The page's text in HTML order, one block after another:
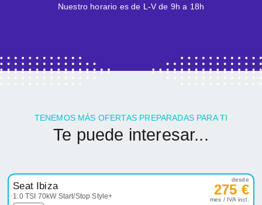
Nuestro horario es de L-V de 9h a 18h
TENEMOS MÁS OFERTAS PREPARADAS PARA TI
Te puede interesar...
Seat Ibiza
1.0 TSI 70kW Start/Stop Style+
desde
275 €
mes / IVA incl.